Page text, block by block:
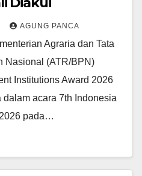
AGUNG PANCA
Agraria dan Tata
Nasional (ATR/BPN)
Institutions Award 2026
acara 7th Indonesia
pada…